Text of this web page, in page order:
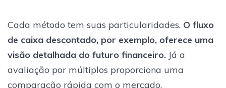
Cada método tem suas particularidades. O fluxo
de caixa descontado, por exemplo, oferece uma
visão detalhada do futuro financeiro. Já a
avaliação por múltiplos proporciona uma
comparação rápida com o mercado.